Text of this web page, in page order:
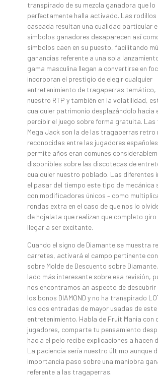
transpirado de su mezcla ganadora que lo
perfectamente halla activado. Las rodillos
cascada resultan una cualidad particular
símbolos ganadores desaparecen así­
símbolos caen en su puesto, facilitando
ganancias referente a una sola
gama masculina llegan a convertirse en
incorporan el prestigio de elegir cualquier
entretenimiento de tragaperras temático,
nuestro RTP y también en la volatilidad,
cualquier patrimonio desplazándolo hacia
percibir el juego sobre forma gratuita.
Mega Jack son la de las tragaperras retro
reconocidas entre las jugadores
permite años eran comunes
disponibles sobre las discotecas de
cualquier nuestro poblado. Las diferentes
el pasar del tiempo este tipo de mecánica
con modificadores únicos – como
rondas extra en el caso de que nos lo
de hojalata que realizan que completo giro
llegar a ser excitante.
Cuando el signo de Diamante se muestra
carretes, activará el campo pertinente
sobre Molde de Descuento sobre
lado más interesante sobre esa revisión,
nos encontramos an aspecto de descubrir
los bonos DIAMOND y no ha transpirado
los dos entradas de mayor usadas de este
entretenimiento. Habla de Fruit Mania con
jugadores, comparte tu pensamiento
hacia el pelo recibe explicaciones a hacen
La paciencia serí­a nuestro último aunque
importancia paso sobre una maniobra
referente a las tragaperras.